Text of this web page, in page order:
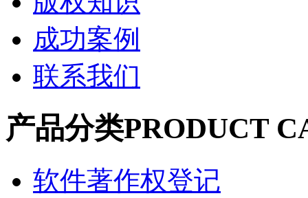
成功案例
联系我们
产品分类PRODUCT
软件著作权登记